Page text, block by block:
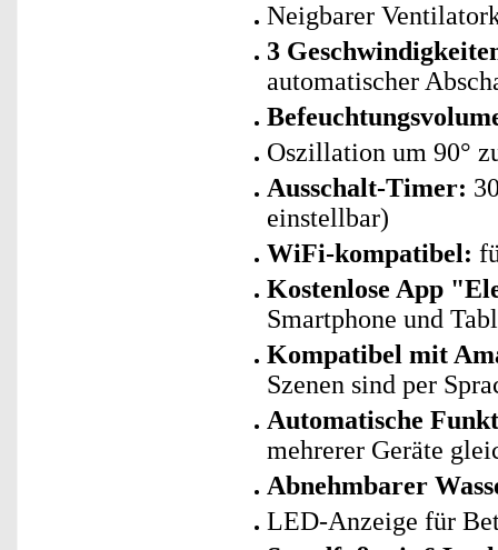
Neigbarer
3
automatischer
Oszillation um 90°
Ausschalt-Timer:
einstellbar)
WiFi-kompatibel:
Kostenlose App
Smartphone und
Kompatibel mit
Szenen sind per
Automatische
mehrerer Geräte
Abnehmbarer
LED-Anzeige für